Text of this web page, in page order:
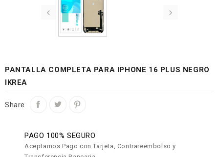
 
PANTALLA COMPLETA PARA IPHONE 16 PLUS NEGRO
IKREA
Share
PAGO 100% SEGURO
Aceptamos Pago con Tarjeta, Contrareembolso y